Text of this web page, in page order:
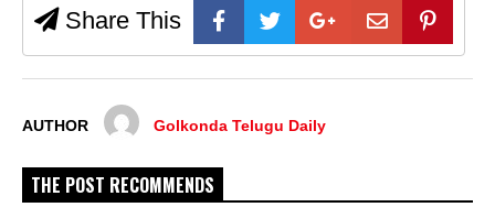
Share This
AUTHOR Golkonda Telugu Daily
THE POST RECOMMENDS